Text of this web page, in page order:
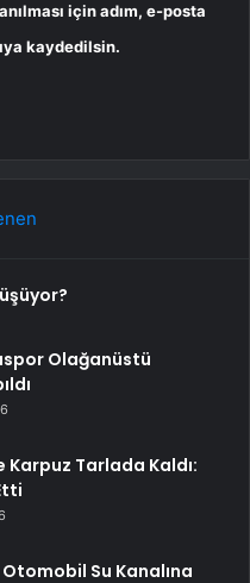
için adım, e-posta
kaydedilsin.
Olağanüstü
Karpuz Tarlada Kaldı:
Su Kanalına